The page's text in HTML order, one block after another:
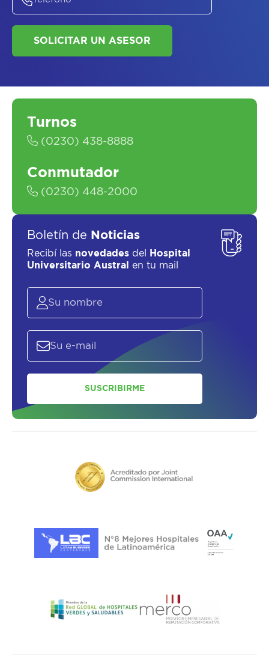
SOLICITAR UN ASESOR
Turnos
(0230) 438-8888
Conmutador
(0230) 448-2000
Boletín de Noticias
Recibí las novedades del
Hospital
Universitario Austral
en tu mail
SUSCRIBIRME